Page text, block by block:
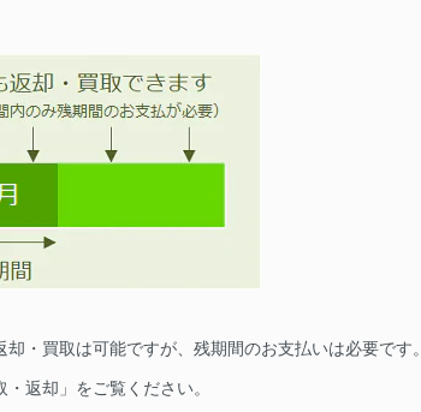
・買取は可能ですが、残期間のお支払いは必要です。
・返却」をご覧ください。